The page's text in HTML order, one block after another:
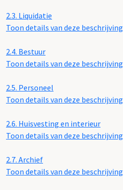
2.3. Liquidatie
Toon details van deze beschrijving
2.4. Bestuur
Toon details van deze beschrijving
2.5. Personeel
Toon details van deze beschrijving
2.6. Huisvesting en interieur
Toon details van deze beschrijving
2.7. Archief
Toon details van deze beschrijving